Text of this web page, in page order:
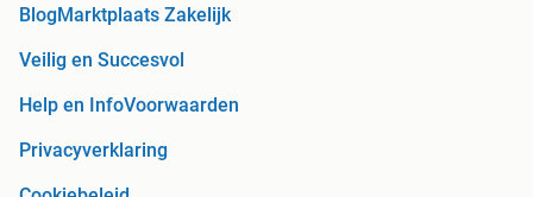
Blog Marktplaats Zakelijk
Veilig en Succesvol
Help en InfoVoorwaarden
Privacyverklaring